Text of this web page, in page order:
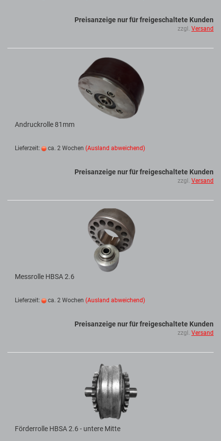
Preisanzeige nur für freigeschaltete Kunden
zzgl. Versand
Andruckrolle 81mm
Lieferzeit: ca. 2 Wochen (Ausland abweichend)
Preisanzeige nur für freigeschaltete Kunden
zzgl. Versand
Messrolle HBSA 2.6
Lieferzeit: ca. 2 Wochen (Ausland abweichend)
Preisanzeige nur für freigeschaltete Kunden
zzgl. Versand
Förderrolle HBSA 2.6 - untere Mitte